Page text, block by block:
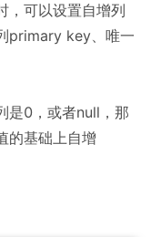
，可以设置自增列
primary key、唯一
是0，或者null，那
的基础上自增